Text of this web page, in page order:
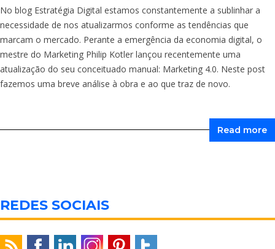
No blog Estratégia Digital estamos constantemente a sublinhar a
necessidade de nos atualizarmos conforme as tendências que
marcam o mercado. Perante a emergência da economia digital, o
mestre do Marketing Philip Kotler lançou recentemente uma
atualização do seu conceituado manual: Marketing 4.0. Neste post
fazemos uma breve análise à obra e ao que traz de novo.
Read more
REDES SOCIAIS